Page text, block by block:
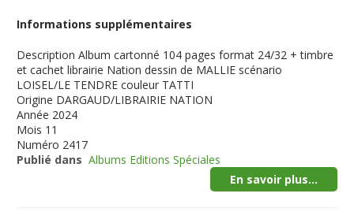
Informations supplémentaires
Description Album cartonné 104 pages format 24/32 + timbre
et cachet librairie Nation dessin de MALLIE scénario
LOISEL/LE TENDRE couleur TATTI
Origine DARGAUD/LIBRAIRIE NATION
Année 2024
Mois 11
Numéro 2417
Publié dans Albums Editions Spéciales
En savoir plus...